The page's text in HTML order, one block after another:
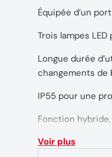
Équipée d’un
Trois lampes
Longue durée
changements de
IP55 pour une
Fonction
Voir plus